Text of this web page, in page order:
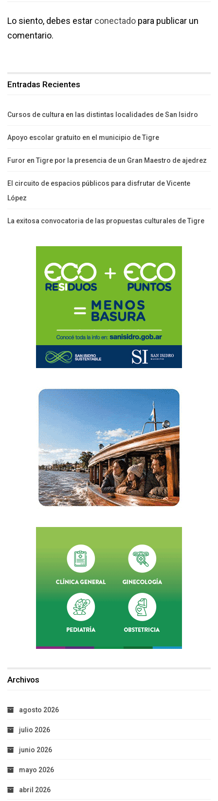
Lo siento, debes estar conectado para publicar un
comentario.
Entradas Recientes
Cursos de cultura en las distintas localidades de San Isidro
Apoyo escolar gratuito en el municipio de Tigre
Furor en Tigre por la presencia de un Gran Maestro de ajedrez
El circuito de espacios públicos para disfrutar de Vicente
López
La exitosa convocatoria de las propuestas culturales de Tigre
Archivos
agosto 2026
julio 2026
junio 2026
mayo 2026
abril 2026